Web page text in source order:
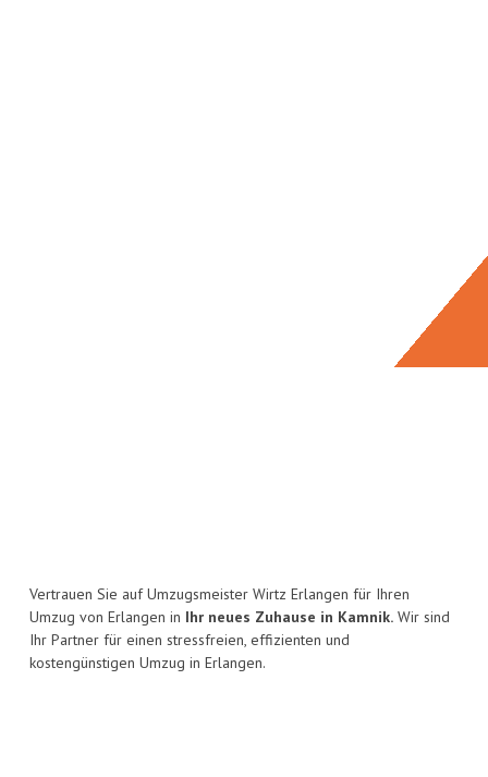
Vertrauen Sie auf Umzugsmeister Wirtz Erlangen für Ihren
Umzug von Erlangen in Ihr neues Zuhause in Kamnik. Wir sind
Ihr Partner für einen stressfreien, effizienten und
kostengünstigen Umzug in Erlangen.